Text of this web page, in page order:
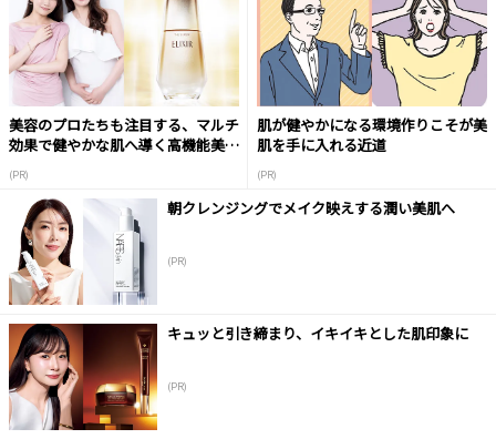
美容のプロたちも注目する、マルチ
効果で健やかな肌へ導く高機能美容
(PR)
肌が健やかになる環境作りこそが美
肌を手に入れる近道
(PR)
朝クレンジングでメイク映えする潤い美肌へ
(PR)
キュッと引き締まり、イキイキとした肌印象に
(PR)